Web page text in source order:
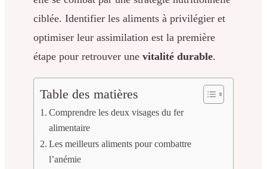
ciblée. Identifier les aliments à privilégier et
optimiser leur assimilation est la première
étape pour retrouver une vitalité durable.
Table des matières
Comprendre les deux visages du fer
alimentaire
Les meilleurs aliments pour combattre
l’anémie